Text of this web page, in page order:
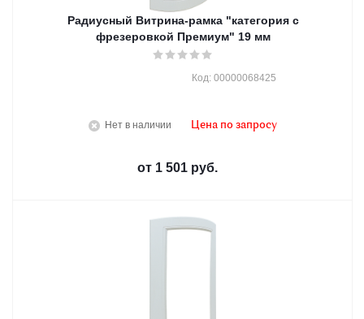
Радиусный Витрина-рамка "категория с
фрезеровкой Премиум" 19 мм
Нет в наличии
Код: 00000068425
Цена по запросу
от 1 501 руб.